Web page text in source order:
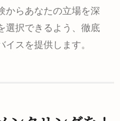
からあなたの立場を深
選択できるよう、徹底
スを提供します。